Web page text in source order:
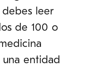
debes leer
de 100 o
entidad